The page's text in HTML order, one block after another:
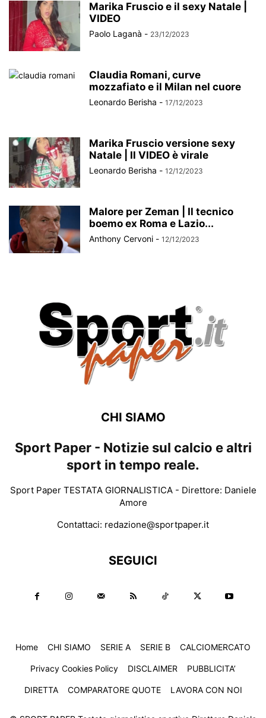
Marika Fruscio e il sexy Natale |
VIDEO
Paolo Laganà - 23/12/2023
Claudia Romani, curve
mozzafiato e il Milan nel cuore
Leonardo Berisha - 17/12/2023
Marika Fruscio versione sexy
Natale | Il VIDEO è virale
Leonardo Berisha - 12/12/2023
Malore per Zeman | Il tecnico
boemo ex Roma e Lazio...
Anthony Cervoni - 12/12/2023
CHI SIAMO
Sport Paper - Notizie sul calcio e altri
sport in tempo reale.
Sport Paper TESTATA GIORNALISTICA - Direttore: Daniele
Amore
Contattaci: redazione@sportpaper.it
SEGUICI
Home CHI SIAMO SERIE A SERIE B CALCIOMERCATO
Privacy Cookies Policy DISCLAIMER PUBBLICITA’
DIRETTA COMPARATORE QUOTE LAVORA CON NOI